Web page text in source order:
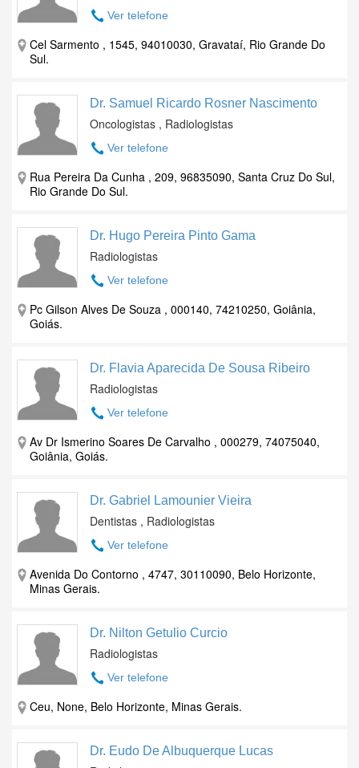
Ver telefone
Cel Sarmento , 1545, 94010030, Gravataí, Rio Grande Do
Sul.
Dr. Samuel Ricardo Rosner Nascimento
Oncologistas , Radiologistas
Ver telefone
Rua Pereira Da Cunha , 209, 96835090, Santa Cruz Do Sul,
Rio Grande Do Sul.
Dr. Hugo Pereira Pinto Gama
Radiologistas
Ver telefone
Pc Gilson Alves De Souza , 000140, 74210250, Goiânia,
Goiás.
Dr. Flavia Aparecida De Sousa Ribeiro
Radiologistas
Ver telefone
Av Dr Ismerino Soares De Carvalho , 000279, 74075040,
Goiânia, Goiás.
Dr. Gabriel Lamounier Vieira
Dentistas , Radiologistas
Ver telefone
Avenida Do Contorno , 4747, 30110090, Belo Horizonte,
Minas Gerais.
Dr. Nilton Getulio Curcio
Radiologistas
Ver telefone
Ceu, None, Belo Horizonte, Minas Gerais.
Dr. Eudo De Albuquerque Lucas